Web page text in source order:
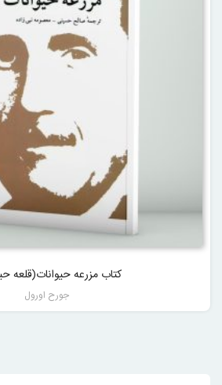
کتاب مزرعه حیوانات(قلعه
جورح اورول